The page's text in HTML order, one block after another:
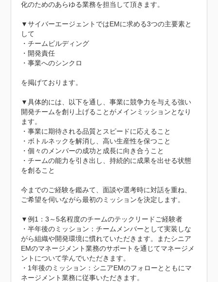
化のためのあらゆる業務を担当して頂きます。
▼サイバーエージェントではEMに求める3つの主要素と
して
・チームビルディング
・開発責任
・事業へのシンクロ
を掲げております。
▼具体的には、以下を通し、事業に競争力を与える強い
開発チームを創り上げることがメインミッションとなり
ます。
・事業に期待される品質とスピードに応えること
・ボトルネックを解消し、高い生産性を保つこと
・個々のメンバーの成功と成長に向き合うこと
・チームの能力を引き出し、持続的に成果を出せる状態
を創ること
今までのご経験を鑑みて、面談や選考時に対話を重ね、
ご希望を伺いながら最初のミッションを決定します。
▼例1：3～5名程度のチームのテックリードご経験者
・半年後のミッション：チームメンバーとして実装しな
がら組織や開発環境に慣れていただきます。またシニア
EMのマネージメント業務のサポートを通じてマネージメ
ントについて学んでいただきます。
・1年後のミッション：シニアEMのフォローとともにマ
ネージメント業務に従事いただきます。